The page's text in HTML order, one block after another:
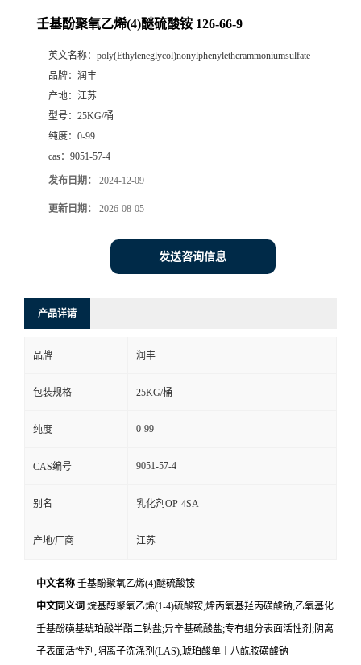
壬基酚聚氧乙烯(4)醚硫酸铵 126-66-9
英文名称： poly(Ethyleneglycol)nonylphenyletherammoniumsulfate
品牌： 润丰
产地： 江苏
型号： 25KG/桶
纯度： 0-99
cas： 9051-57-4
发布日期： 2024-12-09
更新日期： 2026-08-05
发送咨询信息
产品详请
品牌 润丰
包装规格 25KG/桶
纯度 0-99
CAS编号 9051-57-4
别名 乳化剂OP-4SA
产地/厂商 江苏
中文名称 壬基酚聚氧乙烯(4)醚硫酸铵
中文同义词 烷基醇聚氧乙烯(1-4)硫酸铵;烯丙氧基羟丙磺酸钠;乙氧基化
壬基酚磺基琥珀酸半酯二钠盐;异辛基硫酸盐;专有组分表面活性剂;阴离
子表面活性剂;阴离子洗涤剂(LAS);琥珀酸单十八酰胺磺酸钠